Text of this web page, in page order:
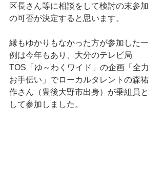
区長さん等に相談をして検討の末参加
の可否が決定すると思います。
縁もゆかりもなかった方が参加した一
例は今年もあり、大分のテレビ局
TOS「ゆ～わくワイド」の企画「全力
お手伝い」でローカルタレントの森祐
作さん（豊後大野市出身）が乗組員と
して参加しました。